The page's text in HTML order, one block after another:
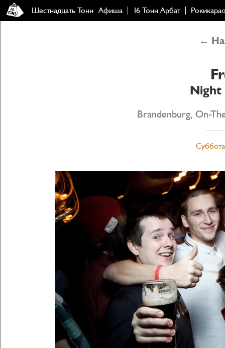
Шестнадцать Тонн Афиша 16 Тонн Арбат
←
Night
Brandenburg, On-